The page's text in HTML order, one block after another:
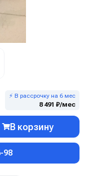
⚡ В рассрочку на 6 мес
8 491 ₽/мес
В корзину
98